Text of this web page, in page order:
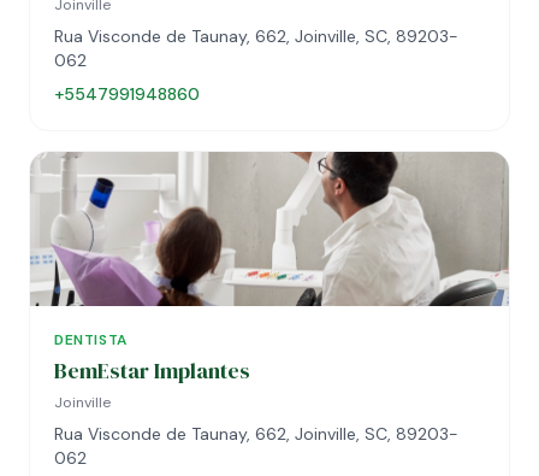
Joinville
Rua Visconde de Taunay, 662, Joinville, SC, 89203-
062
+5547991948860
DENTISTA
BemEstar Implantes
Joinville
Rua Visconde de Taunay, 662, Joinville, SC, 89203-
062